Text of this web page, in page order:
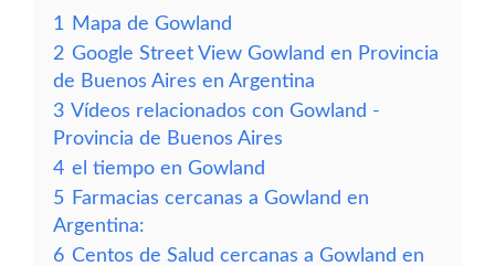
1
Mapa de Gowland
2 Google Street View Gowland en Provincia
de Buenos Aires en Argentina
3 Vídeos relacionados con Gowland -
Provincia de Buenos Aires
4 el tiempo en Gowland
5 Farmacias cercanas a Gowland en
Argentina:
6 Centos de Salud cercanas a Gowland en